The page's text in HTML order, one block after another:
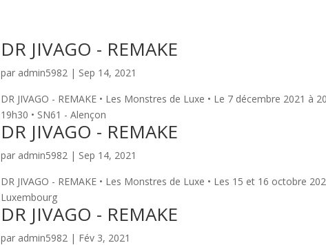
DR JIVAGO - REMAKE
par admin5982| Sep 14, 2021
DR JIVAGO - REMAKE • Les Monstres de Luxe • Le 7 décembre 2021 à
19h30 • SN61 - Alençon
DR JIVAGO - REMAKE
par admin5982| Sep 14, 2021
DR JIVAGO - REMAKE • Les Monstres de Luxe • Les 15 et 16 octobre
Luxembourg
DR JIVAGO - REMAKE
par admin5982| Fév 3, 2021